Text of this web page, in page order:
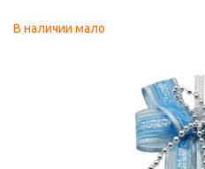
В наличии мало